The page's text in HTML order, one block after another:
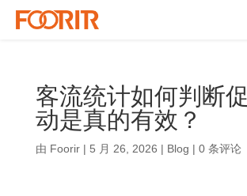
客流统计如何判断
动是真的有效？
由 Foorir| 5 月 26, 2026 | Blog | 0 条评论